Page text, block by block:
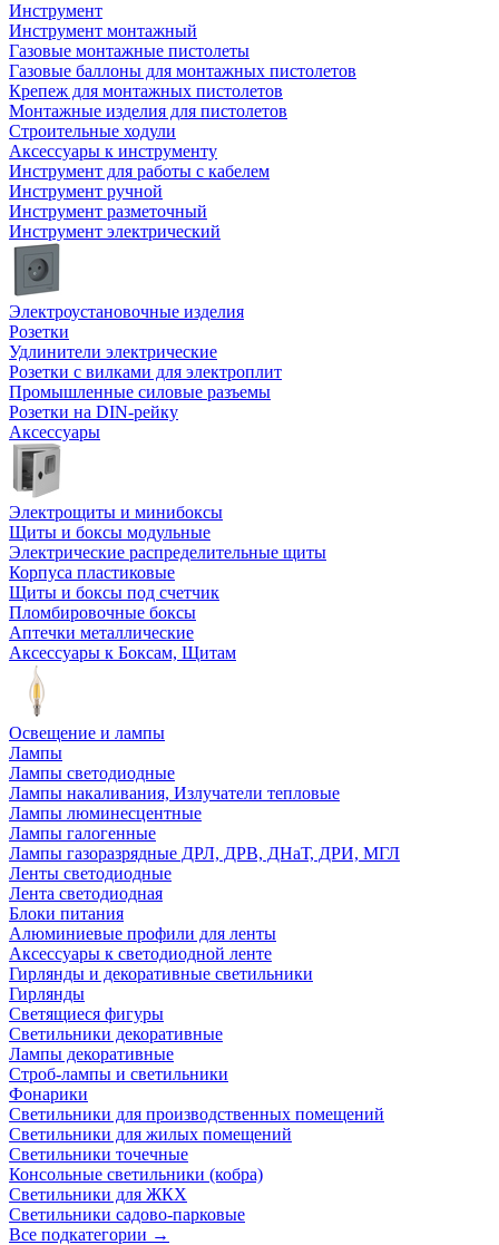
Инструмент
Инструмент монтажный
Газовые монтажные пистолеты
Газовые баллоны для монтажных пистолетов
Крепеж для монтажных пистолетов
Монтажные изделия для пистолетов
Строительные ходули
Аксессуары к инструменту
Инструмент для работы с кабелем
Инструмент ручной
Инструмент разметочный
Инструмент электрический
Электроустановочные изделия
Розетки
Удлинители электрические
Розетки с вилками для электроплит
Промышленные силовые разъемы
Розетки на DIN-рейку
Аксессуары
Электрощиты и минибоксы
Щиты и боксы модульные
Электрические распределительные щиты
Корпуса пластиковые
Щиты и боксы под счетчик
Пломбировочные боксы
Аптечки металлические
Аксессуары к Боксам, Щитам
Освещение и лампы
Лампы
Лампы светодиодные
Лампы накаливания, Излучатели тепловые
Лампы люминесцентные
Лампы галогенные
Лампы газоразрядные ДРЛ, ДРВ, ДНаТ, ДРИ, МГЛ
Ленты светодиодные
Лента светодиодная
Блоки питания
Алюминиевые профили для ленты
Аксессуары к светодиодной ленте
Гирлянды и декоративные светильники
Гирлянды
Светящиеся фигуры
Светильники декоративные
Лампы декоративные
Строб-лампы и светильники
Фонарики
Светильники для производственных помещений
Светильники для жилых помещений
Светильники точечные
Консольные светильники (кобра)
Светильники для ЖКХ
Светильники садово-парковые
Все подкатегории →